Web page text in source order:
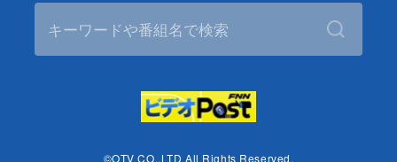
©OTV CO.,LTD All Rights Reserved.